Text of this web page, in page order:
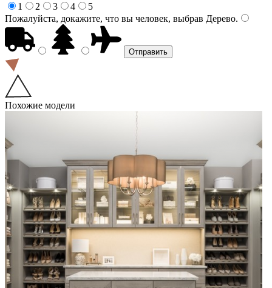
1
2 3 4
5
Пожалуйста, докажите, что вы человек, выбрав Дерево.
Похожие модели